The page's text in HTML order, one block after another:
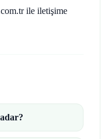
ile iletişime